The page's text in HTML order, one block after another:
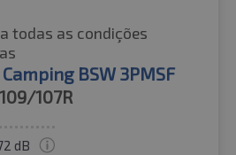
todas as condições
BSW 3PMSF
109/107R
dB